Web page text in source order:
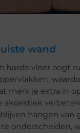
wand
harde vloer oogt
merk je extra in
hangen van
onderscheiden,